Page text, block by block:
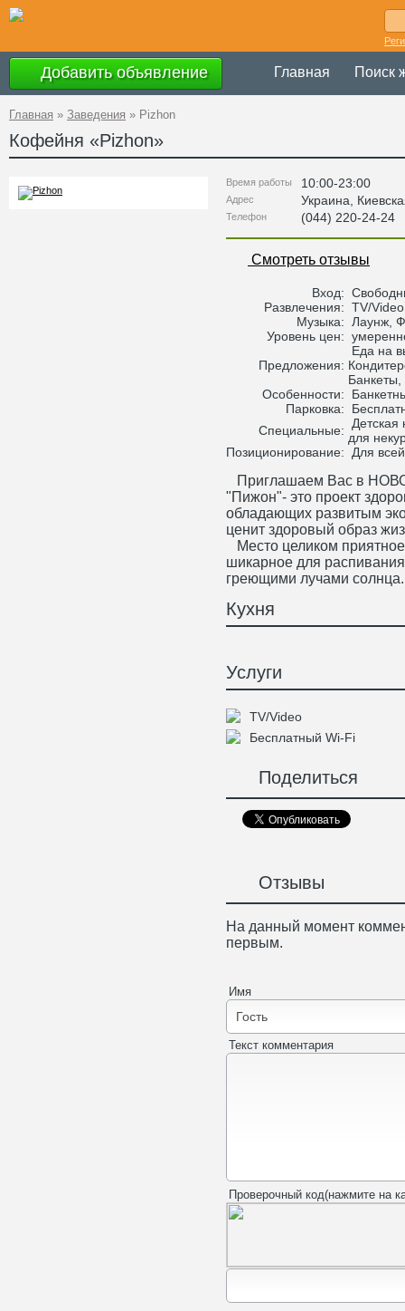
Добавить объявление Главная Поиск
Главная » Заведения » Pizhon
Кофейня «Pizhon»
Время работы 10:00-23:00
Адрес Украина
Телефон (044) 220-24-24
Смотреть отзывы
Вход:
Развлечения: TV/
Музыка:
Лаунж,
Уровень цен:
Предложения:
Еда на
Особенности:
Парковка:
Специальные:
Детская
для
Позиционирование:
Для
Приглашаем Вас в
"Пижон"- это проект
обладающих развитым
ценит здоровый образ
Место целиком
шикарное для
греющими лучами солнца.
Кухня
Услуги
TV/Video
Бесплатный Wi-Fi
Поделиться
Отзывы
На данный момент
первым.
Имя
Текст комментария
Проверочный код(нажмите на